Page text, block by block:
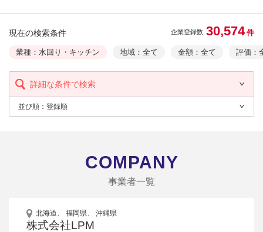
現在の検索条件 企業登録数 30,574 件
業種：水回り・キッチン 地域：全て 金額：全て 評価：
詳細な条件で検索
並び順： 登録順
COMPANY
事業者一覧
北海道、 福岡県、 沖縄県
株式会社LPM